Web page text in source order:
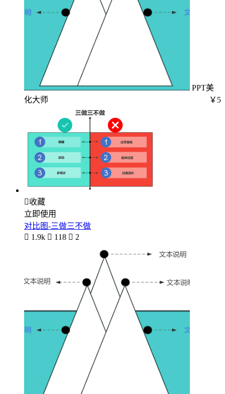
PPT美
化大师
￥5
收藏
立即使用
对比图-三做三不做
 1.9k  118  2